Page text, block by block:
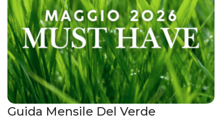
Guida Mensile Del Verde